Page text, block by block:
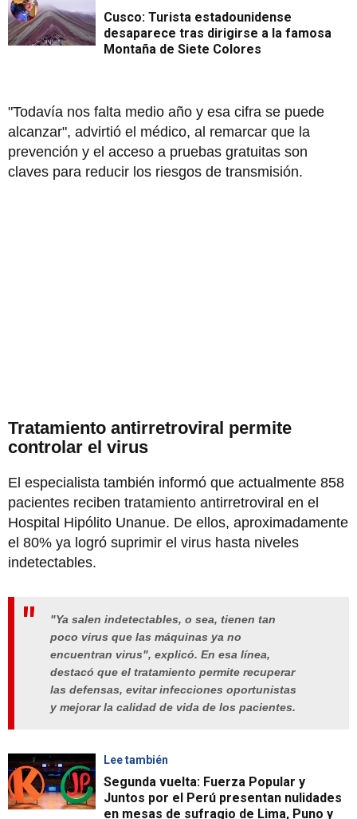
Cusco: Turista estadounidense
desaparece tras dirigirse a la famosa
Montaña de Siete Colores
"Todavía nos falta medio año y esa cifra se puede
alcanzar", advirtió el médico, al remarcar que la
prevención y el acceso a pruebas gratuitas son
claves para reducir los riesgos de transmisión.
Tratamiento antirretroviral permite
controlar el virus
El especialista también informó que actualmente 858
pacientes reciben tratamiento antirretroviral en el
Hospital Hipólito Unanue. De ellos, aproximadamente
el 80% ya logró suprimir el virus hasta niveles
indetectables.
"Ya salen indetectables, o sea, tienen tan
poco virus que las máquinas ya no
encuentran virus", explicó. En esa línea,
destacó que el tratamiento permite recuperar
las defensas, evitar infecciones oportunistas
y mejorar la calidad de vida de los pacientes.
Lee también
Segunda vuelta: Fuerza Popular y
Juntos por el Perú presentan nulidades
en mesas de sufragio de Lima, Puno y